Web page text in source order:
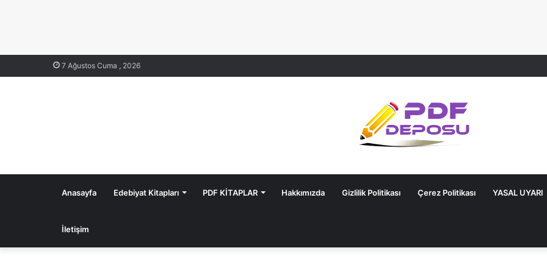
7 Ağustos Cuma , 2026
Anasayfa Edebiyat Kitapları PDF KİTAPLAR Hakkımızda Gizlilik Politikası Çerez Politikası YASAL UYARI
İletişim